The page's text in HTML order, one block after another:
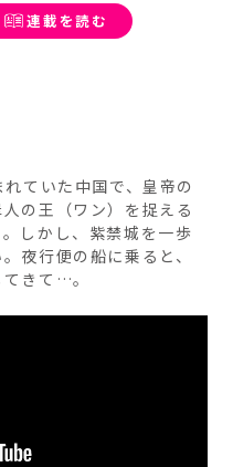
連載を読む
れていた中国で、皇帝の
の王（ワン）を捉える
しかし、紫禁城を一歩
夜行便の船に乗ると、
きて…。